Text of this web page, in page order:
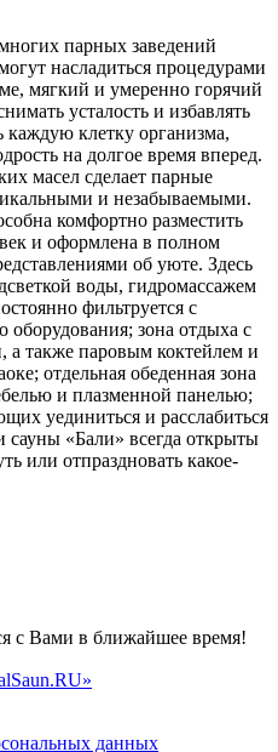
парных заведений
насладиться процедурами
мягкий и умеренно горячий
усталость и избавлять
каждую клетку организма,
на долгое время вперед.
масел сделает парные
и незабываемыми.
комфортно разместить
и оформлена в полном
об уюте. Здесь
воды, гидромассажем
фильтруется с
зона отдыха с
а также паровым коктейлем и
отдельная обеденная зона
и плазменной панелью;
уединиться и расслабиться
«Бали» всегда открыты
или отпраздновать какое-
с Вами в ближайшее время!
данных